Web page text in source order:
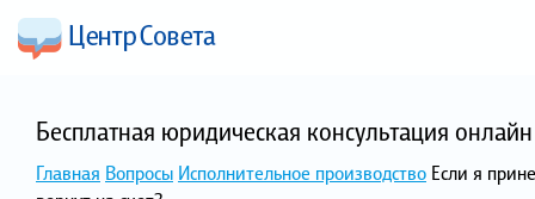
Бесплатная юридическая консультация
Главная Вопросы Исполнительное производство Если я